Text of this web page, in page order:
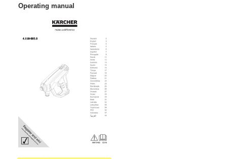
Operating manual